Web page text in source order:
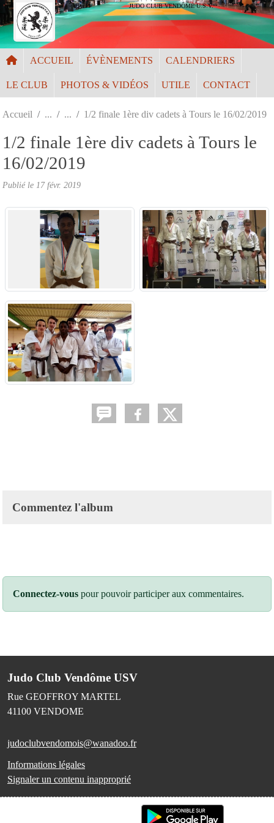
JUDO CLUB VENDÔME U.S.V.
ACCUEIL ÉVÈNEMENTS CALENDRIERS
LE CLUB PHOTOS & VIDÉOS UTILE CONTACT
Accueil 1/2 finale 1ère div cadets à Tours le 16/02/2019
1/2 finale 1ère div cadets à Tours le
16/02/2019
Publié le 17 févr. 2019
Commentez l'album
Connectez-vous pour pouvoir participer aux commentaires.
Judo Club Vendôme USV
Rue GEOFFROY MARTEL
41100 VENDOME
judoclubvendomois@wanadoo.fr
Informations légales
Signaler un contenu inapproprié
Panneau de gestion des cookies